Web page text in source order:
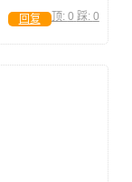
顶: 0 踩: 0
回复